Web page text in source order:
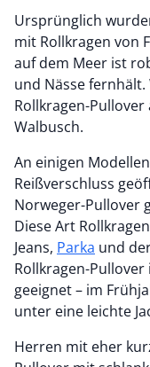
Ursprünglich
mit Rollkragen von
auf dem Meer ist
und Nässe
Rollkragen-
Walbusch.
An einigen
Reißverschluss
Norweger-Pullover
Diese Art
Jeans, Parka und
Rollkragen-
geeignet – im
unter eine leichte
Herren mit eher